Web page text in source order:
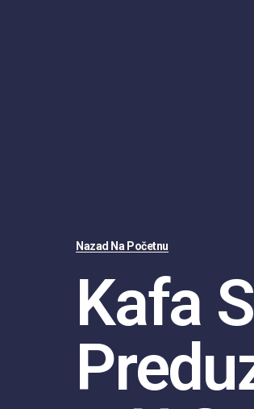
Nazad Na Početnu
Kafa